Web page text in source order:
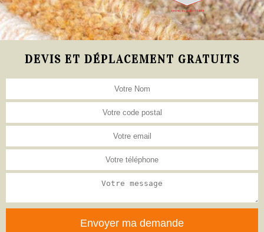
DEVIS ET DÉPLACEMENT GRATUITS